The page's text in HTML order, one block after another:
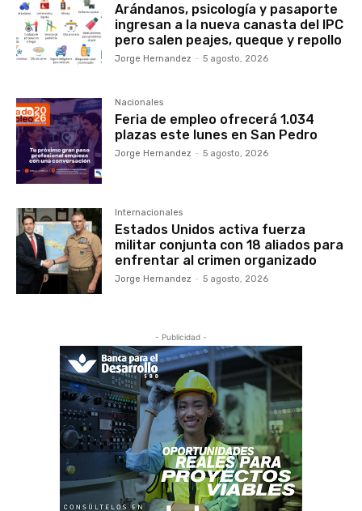
Arándanos, psicología y pasaporte
ingresan a la nueva canasta del IPC
pero salen peajes, queque y repollo
Jorge Hernandez - 5 agosto, 2026
Nacionales
Feria de empleo ofrecerá 1.034
plazas este lunes en San Pedro
Jorge Hernandez - 5 agosto, 2026
Internacionales
Estados Unidos activa fuerza
militar conjunta con 18 aliados para
enfrentar al crimen organizado
Jorge Hernandez - 5 agosto, 2026
- Publicidad -